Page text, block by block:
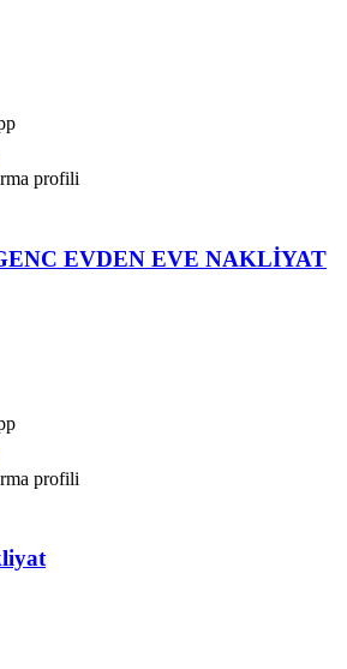
profili
EVDEN EVE NAKLİYAT
profili